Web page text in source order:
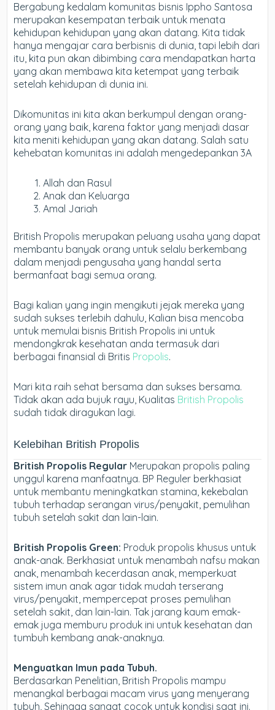
Bergabung kedalam komunitas bisnis Ippho Santosa
merupakan kesempatan terbaik untuk menata
kehidupan kehidupan yang akan datang. Kita tidak
hanya mengajar cara berbisnis di dunia, tapi lebih dari
itu, kita pun akan dibimbing cara mendapatkan harta
yang akan membawa kita ketempat yang terbaik
setelah kehidupan di dunia ini.
Dikomunitas ini kita akan berkumpul dengan orang-
orang yang baik, karena faktor yang menjadi dasar
kita meniti kehidupan yang akan datang. Salah satu
kehebatan komunitas ini adalah mengedepankan 3A
Allah dan Rasul
Anak dan Keluarga
Amal Jariah
British Propolis merupakan peluang usaha yang dapat
membantu banyak orang untuk selalu berkembang
dalam menjadi pengusaha yang handal serta
bermanfaat bagi semua orang.
Bagi kalian yang ingin mengikuti jejak mereka yang
sudah sukses terlebih dahulu, Kalian bisa mencoba
untuk memulai bisnis British Propolis ini untuk
mendongkrak kesehatan anda termasuk dari
berbagai finansial di Britis Propolis.
Mari kita raih sehat bersama dan sukses bersama.
Tidak akan ada bujuk rayu, Kualitas British Propolis
sudah tidak diragukan lagi.
Kelebihan British Propolis
British Propolis Regular Merupakan propolis paling
unggul karena manfaatnya. BP Reguler berkhasiat
untuk membantu meningkatkan stamina, kekebalan
tubuh terhadap serangan virus/penyakit, pemulihan
tubuh setelah sakit dan lain-lain.
British Propolis Green: Produk propolis khusus untuk
anak-anak. Berkhasiat untuk menambah nafsu makan
anak, menambah kecerdasan anak, memperkuat
sistem imun anak agar tidak mudah terserang
virus/penyakit, mempercepat proses pemulihan
setelah sakit, dan lain-lain. Tak jarang kaum emak-
emak juga memburu produk ini untuk kesehatan dan
tumbuh kembang anak-anaknya.
Menguatkan Imun pada Tubuh.
Berdasarkan Penelitian, British Propolis mampu
menangkal berbagai macam virus yang menyerang
tubuh, Sehingga sangat cocok untuk kondisi saat ini.